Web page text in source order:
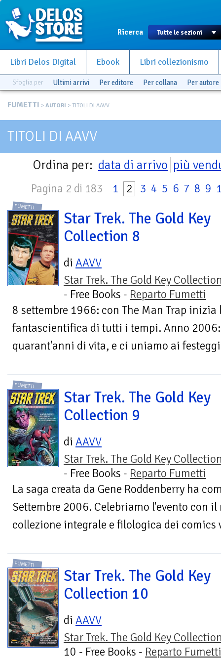
Ricerca
Libri Delos Digital Ebook Libri collezionismo
Sfoglia per Ultimi arrivi Per editore Per collana Per autore
FUMETTI > AUTORI > TITOLI DI AAVV
TITOLI DI AAVV
Ordina per: data di arrivo più
Pagina 2 di 183 1 2 3 4 5 6 7 8 9
FUMETTI
Star Trek. The Gold Key
Collection 8
di AAVV
Star Trek. The Gold Key
- Free Books - Reparto Fumetti
8 settembre 1966: con The Man Trap
fantascientifica di tutti i tempi. Anno 2006:
quarant'anni di vita, e ci uniamo ai
FUMETTI
Star Trek. The Gold Key
Collection 9
di AAVV
Star Trek. The Gold Key
- Free Books - Reparto Fumetti
La saga creata da Gene Roddenberry ha
Settembre 2006. Celebriamo l'evento con
collezione integrale e filologica dei comics
FUMETTI
Star Trek. The Gold Key
Collection 10
di AAVV
Star Trek. The Gold Key
10 - Free Books - Reparto Fumetti